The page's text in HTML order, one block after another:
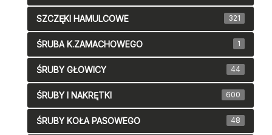
SZCZĘKI HAMULCOWE 321
ŚRUBA K.ZAMACHOWEGO 1
ŚRUBY GŁOWICY 44
ŚRUBY I NAKRĘTKI 600
ŚRUBY KOŁA PASOWEGO 48